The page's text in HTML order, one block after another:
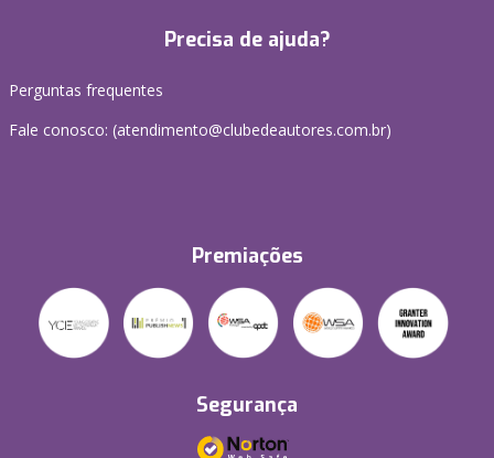
Precisa de ajuda?
Perguntas frequentes
Fale conosco: (atendimento@clubedeautores.com.br)
Premiações
Segurança